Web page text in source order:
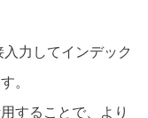
力してインデック
。
することで、より